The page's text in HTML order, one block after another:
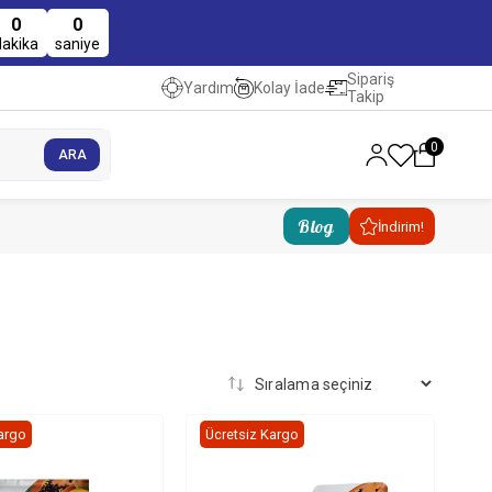
0 0
saniye
Yardım Kolay İade
Sipariş
Takip
0
Blog İndirim!
Ücretsiz Kargo